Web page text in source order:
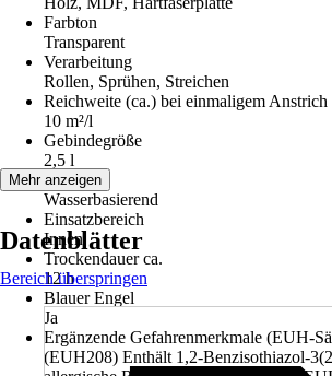
Farbton
Transparent
Verarbeitung
Rollen, Sprühen, Streichen
Reichweite (ca.) bei einmaligem Anstrich
10 m²/l
Gebindegröße
2,5 l
Basis
Wasserbasierend
Einsatzbereich
Innen
Trockendauer ca.
12 h
Blauer Engel
Ja
Ergänzende Gefahrenmerkmale (EUH-
(EUH208) Enthält 1,2-Benzisothiazol-
Mehr anzeigen
Datenblätter
Bereich überspringen